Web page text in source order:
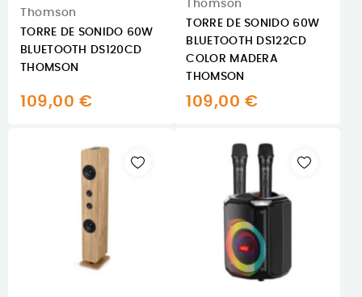
Thomson
TORRE DE SONIDO 60W
BLUETOOTH DS120CD
THOMSON
109,00 €
Thomson
TORRE DE SONIDO 60W
BLUETOOTH DS122CD
COLOR MADERA
THOMSON
109,00 €